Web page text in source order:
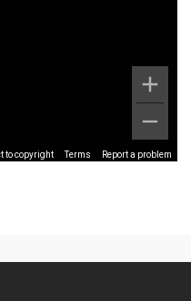
to copyright Terms Report a problem